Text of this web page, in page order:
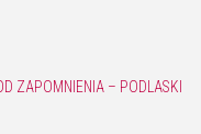
ZAPOMNIENIA – PODLASKI